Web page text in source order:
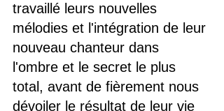
travaillé leurs nouvelles
mélodies et l'intégration de leur
nouveau chanteur dans
l'ombre et le secret le plus
total, avant de fièrement nous
dévoiler le résultat de leur vie